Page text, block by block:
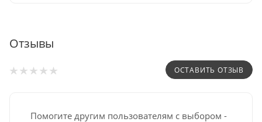
Отзывы
ОСТАВИТЬ ОТЗЫВ
Помогите другим пользователям с выбором -